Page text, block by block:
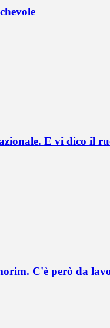
E vi dico il
C'è però da